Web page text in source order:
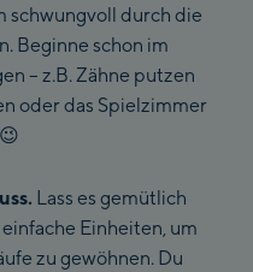
schwungvoll durch die
Beginne schon im
– z.B. Zähne putzen
oder das Spielzimmer
Lass es gemütlich
Einheiten, um
zu gewöhnen. Du